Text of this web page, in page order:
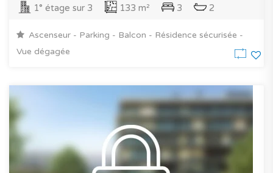
1° étage sur 3 133 m² 3 2
Ascenseur - Parking - Balcon - Résidence sécurisée -
Vue dégagée